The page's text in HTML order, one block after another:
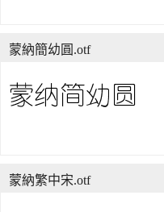
蒙納簡幼圓.otf
蒙納繁中宋.otf